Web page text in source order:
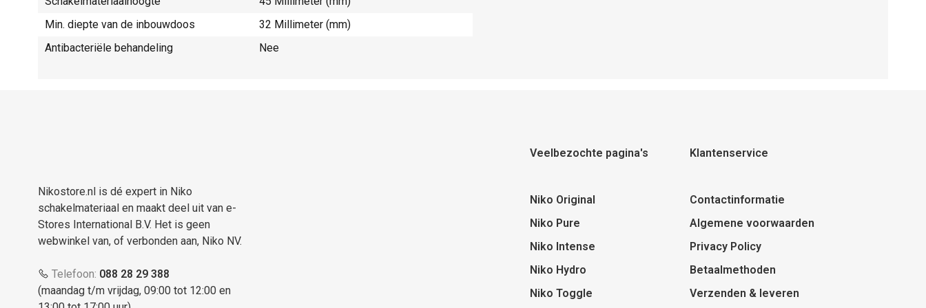
Min. diepte van de inbouwdoos
32 Millimeter (mm)
Antibacteriële behandeling
Nee
Nikostore.nl is dé expert in Niko
schakelmateriaal en maakt deel uit van e-
Stores International B.V. Het is geen
webwinkel van, of verbonden aan, Niko NV.
Telefoon: 088 28 29 388
(maandag t/m vrijdag, 09:00 tot 12:00 en
Veelbezochte pagina's
Niko Original
Niko Pure
Niko Intense
Niko Hydro
Niko Toggle
Klantenservice
Contactinformatie
Algemene voorwaarden
Privacy Policy
Betaalmethoden
Verzenden & leveren